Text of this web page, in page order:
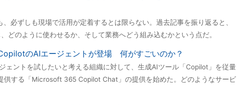
、必ずしも現場で活用が定着するとは限らない。過去記事を振り返ると、
どのように使わせるか、そして業務へどう組み込むかという点だ。
のAIエージェントが登場 何がすごいのか？
ェントを試したいと考える組織に対して、生成AIツール「Copilot」を従量
供する「Microsoft 365 Copilot Chat」の提供を始めた。どのようなサービ